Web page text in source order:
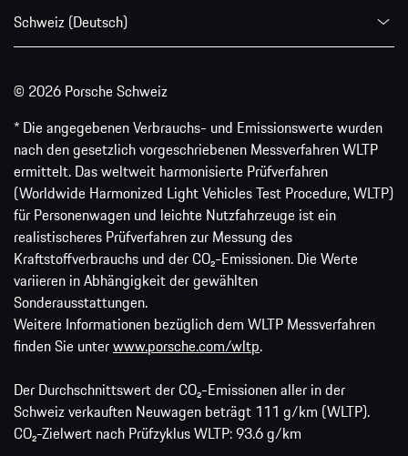
Schweiz (Deutsch)
© 2026 Porsche Schweiz
* Die angegebenen Verbrauchs- und Emissionswerte wurden
nach den gesetzlich vorgeschriebenen Messverfahren WLTP
ermittelt. Das weltweit harmonisierte Prüfverfahren
(Worldwide Harmonized Light Vehicles Test Procedure, WLTP)
für Personenwagen und leichte Nutzfahrzeuge ist ein
realistischeres Prüfverfahren zur Messung des
Kraftstoffverbrauchs und der CO₂-Emissionen. Die Werte
variieren in Abhängigkeit der gewählten
Sonderausstattungen.
Weitere Informationen bezüglich dem WLTP Messverfahren
finden Sie unterwww.porsche.com/wltp.
Der Durchschnittswert der CO₂-Emissionen aller in der
Schweiz verkauften Neuwagen beträgt 111 g/km (WLTP).
CO₂-Zielwert nach Prüfzyklus WLTP: 93.6 g/km